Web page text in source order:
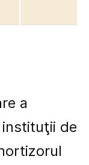
a
de